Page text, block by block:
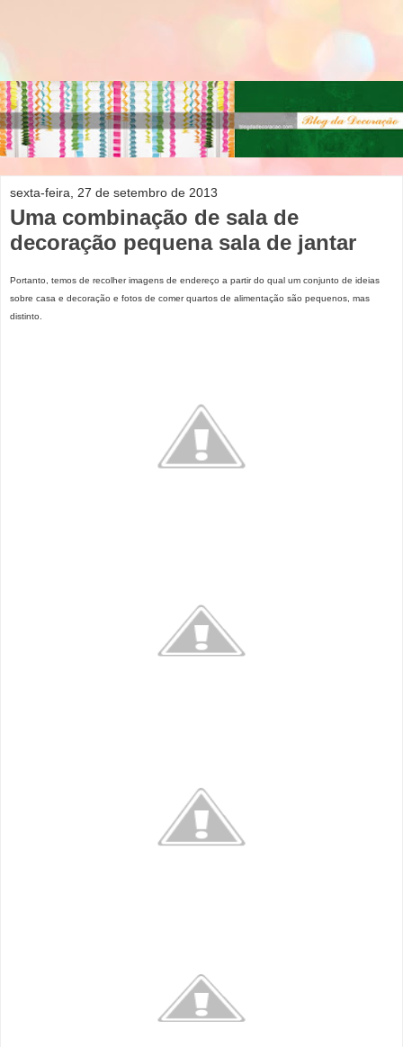
sexta-feira, 27 de setembro de 2013
Uma combinação de sala de
decoração pequena sala de jantar
Portanto, temos de recolher imagens de endereço a partir do qual um conjunto de ideias
sobre casa e decoração e fotos de comer quartos de alimentação são pequenos, mas
distinto.